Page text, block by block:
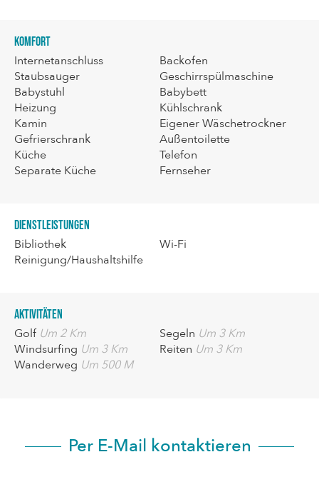
Komfort
Internetanschluss
Staubsauger
Babystuhl
Heizung
Kamin
Gefrierschrank
Küche
Separate Küche
Backofen
Geschirrspülmaschine
Babybett
Kühlschrank
Eigener Wäschetrockner
Außentoilette
Telefon
Fernseher
Dienstleistungen
Bibliothek
Reinigung/Haushaltshilfe
Wi-Fi
Aktivitäten
Golf Um 2 Km
Windsurfing Um 3 Km
Wanderweg Um 500 M
Segeln Um 3 Km
Reiten Um 3 Km
Per E-Mail kontaktieren